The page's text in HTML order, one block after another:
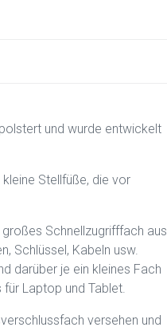
und wurde entwickelt
Stellfüße, die vor
Schnellzugrifffach aus
Schlüssel, Kabeln usw.
darüber je ein kleines Fach
Laptop und Tablet.
versehen und